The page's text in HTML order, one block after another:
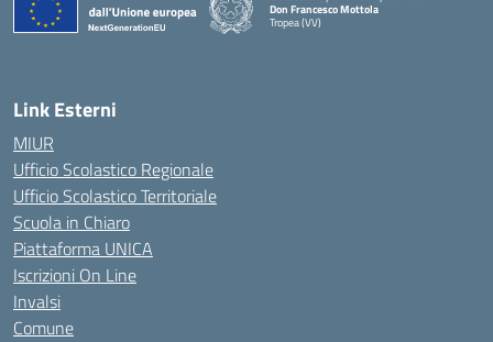
Don Francesco Mottola
Tropea (VV)
— Visita la pagina iniziale della scuola
Link Esterni
MIUR
Ufficio Scolastico Regionale
Ufficio Scolastico Territoriale
Scuola in Chiaro
Piattaforma UNICA
Iscrizioni On Line
Invalsi
Comune